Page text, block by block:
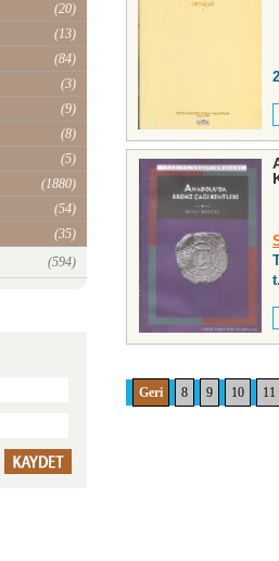
(20)
(13)
(84)
(3)
(9)
(8)
(5)
(1880)
(54)
(35)
(594)
Geri 8 9 10 11